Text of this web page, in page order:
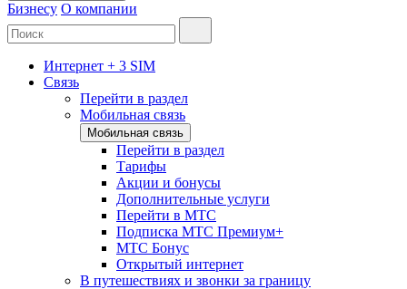
Бизнесу О компании
Интернет + 3 SIM
Связь
Перейти в раздел
Мобильная связь
Мобильная связь
Перейти в раздел
Тарифы
Акции и бонусы
Дополнительные услуги
Перейти в МТС
Подписка МТС Премиум+
МТС Бонус
Открытый интернет
В путешествиях и звонки за границу